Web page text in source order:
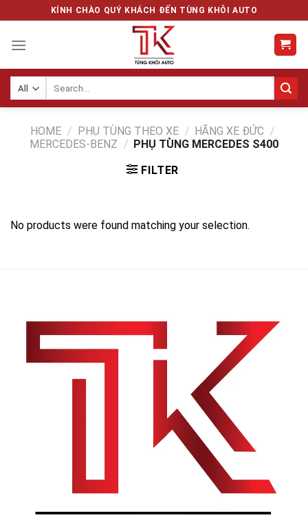
content
KÍNH CHÀO QUÝ KHÁCH ĐẾN TÙNG KHÔI AUTO
HOME / PHỤ TÙNG THEO XE / HÃNG XE ĐỨC /
MERCEDES-BENZ / PHỤ TÙNG MERCEDES S400
FILTER
No products were found matching your selection.